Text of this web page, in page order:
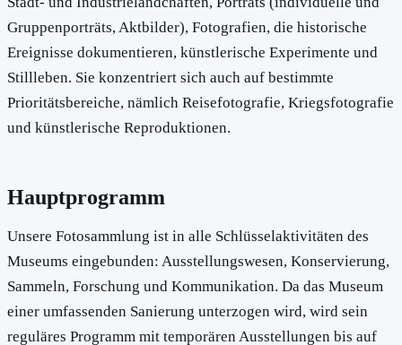
Gruppenporträts, Aktbilder), Fotografien, die historische
Ereignisse dokumentieren, künstlerische Experimente und
Stillleben. Sie konzentriert sich auch auf bestimmte
Prioritätsbereiche, nämlich Reisefotografie, Kriegsfotografie
und künstlerische Reproduktionen.
Hauptprogramm
Unsere Fotosammlung ist in alle Schlüsselaktivitäten des
Museums eingebunden: Ausstellungswesen, Konservierung,
Sammeln, Forschung und Kommunikation. Da das Museum
einer umfassenden Sanierung unterzogen wird, wird sein
reguläres Programm mit temporären Ausstellungen bis auf